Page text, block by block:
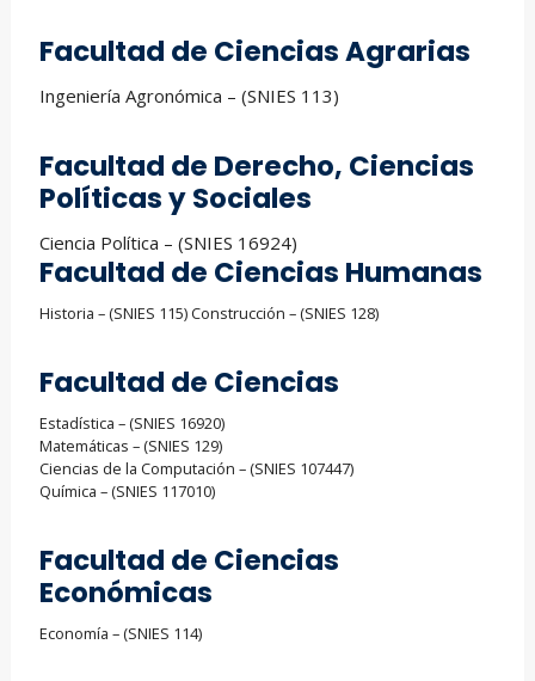
Facultad de Ciencias Agrarias
Ingeniería Agronómica – (SNIES 113)
Facultad de Derecho, Ciencias
Políticas y Sociales
Ciencia Política – (SNIES 16924)
Facultad de Ciencias Humanas
Historia – (SNIES 115) Construcción – (SNIES 128)
Facultad de Ciencias
Estadística – (SNIES 16920)
Matemáticas – (SNIES 129)
Ciencias de la Computación – (SNIES 107447)
Química – (SNIES 117010)
Facultad de Ciencias
Económicas
Economía – (SNIES 114)